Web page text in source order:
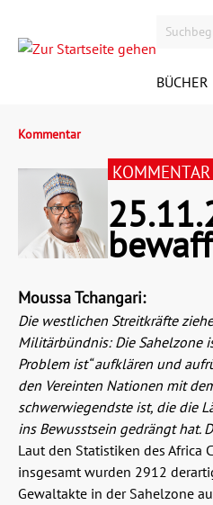
Demnächst bei
Gesellschaft
Krimi
Satire
VIDEOS
ÜBER DEN
RIGHTS
KONTAKT
KONTAKT
Kommentar
KOMMENTAR
Moussa Tchangari:
Die westlichen Streitkräfte
Militärbündnis: Die Sahelzone
Problem ist“ aufklären und
den Vereinten Nationen mit
schwerwiegendste ist, die die
ins Bewusstsein gedrängt hat.
Laut den Statistiken des Africa
insgesamt wurden 2912
Gewaltakte in der Sahelzone